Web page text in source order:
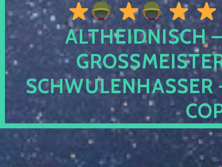
ALTHEIDNISCH
CHWULENHASSER